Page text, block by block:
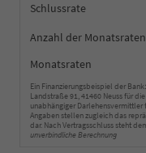
Schlussrate
Anzahl der Monatsraten
Monatsraten
Ein Finanzierungsbeispiel der
Landstraße 91, 41460 Neuss für
unabhängiger Darlehensvermittler
Angaben stellen zugleich das
dar. Nach Vertragsschluss steht
unverbindliche Berechnung